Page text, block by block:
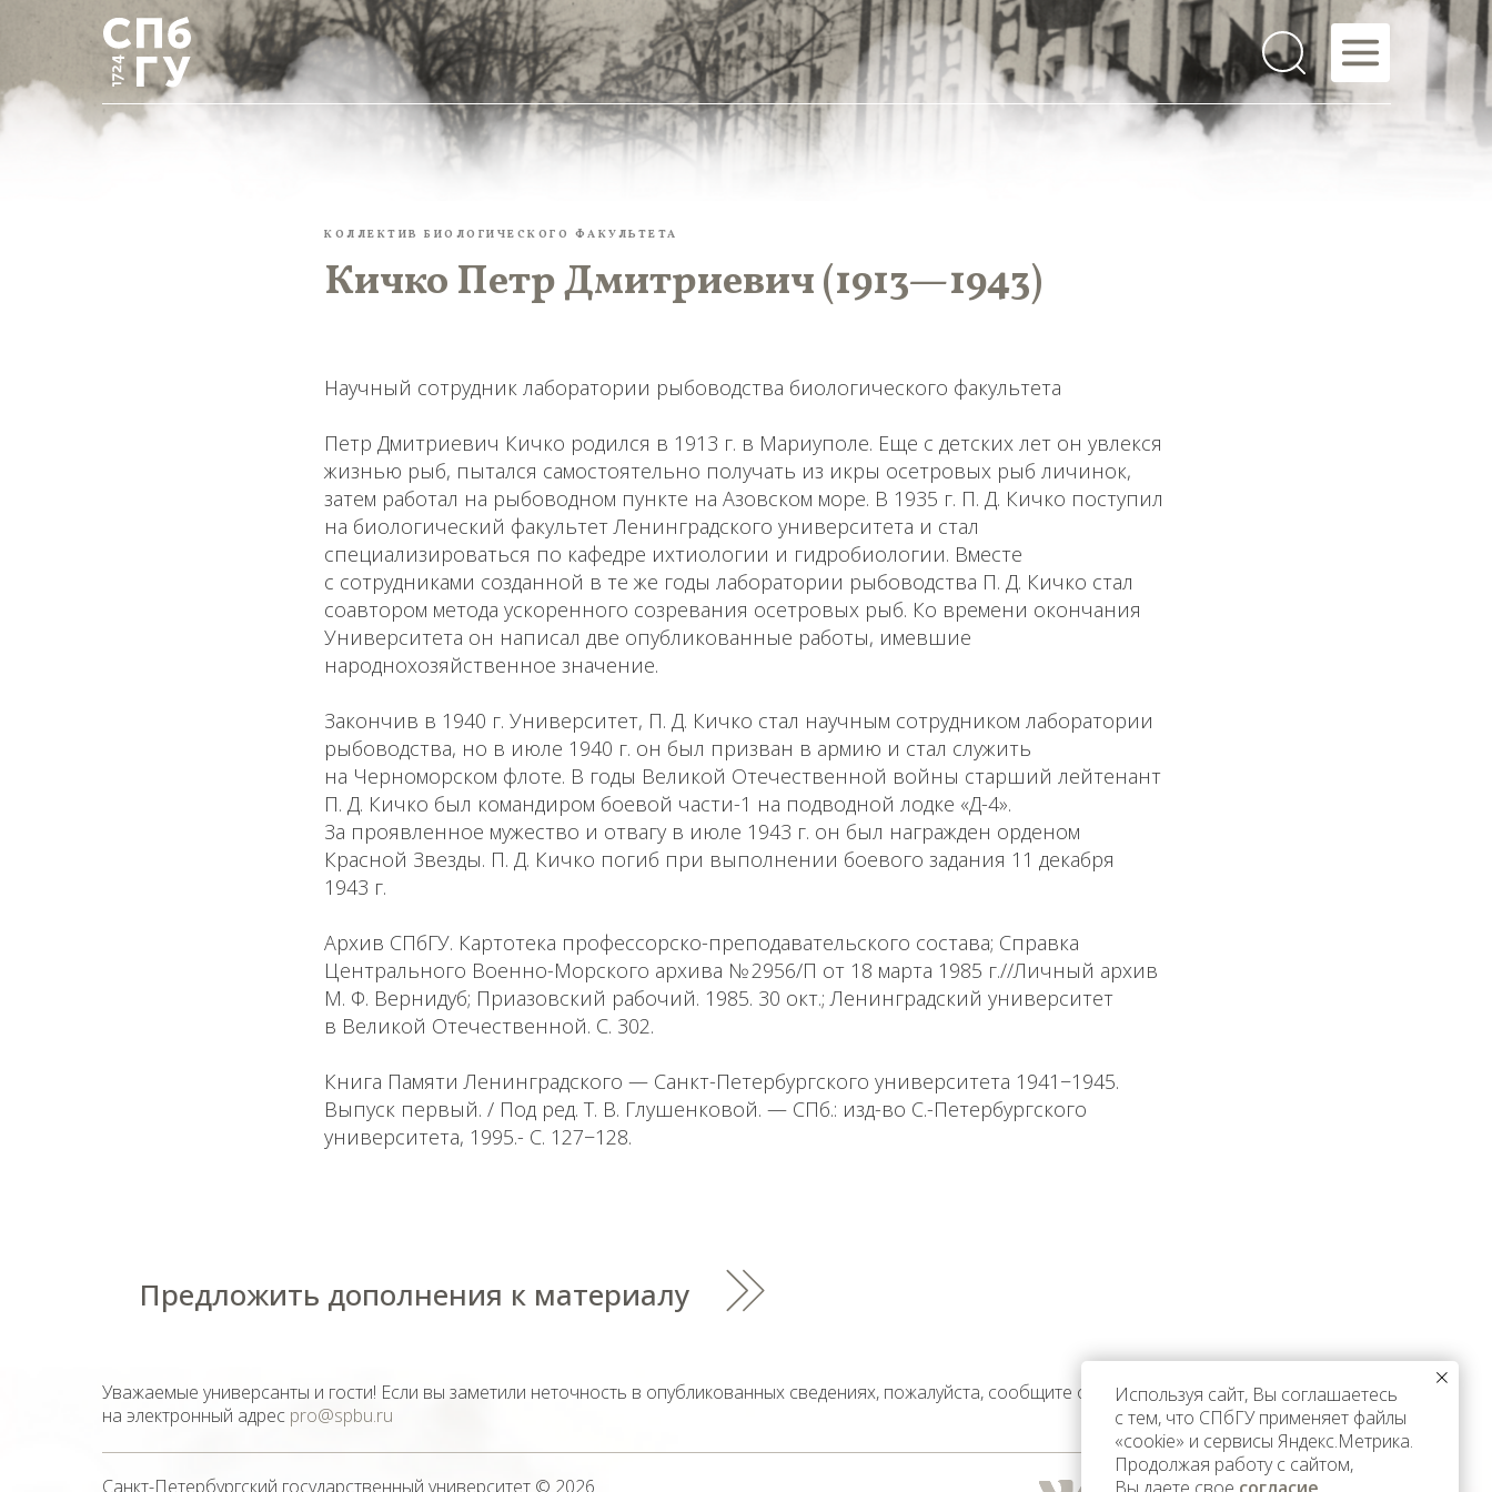
КОЛЛЕКТИВ БИОЛОГИЧЕСКОГО ФАКУЛЬТЕТА
Кичко Петр Дмитриевич (1913—1943)
Научный сотрудник лаборатории рыбоводства биологического факультета
Петр Дмитриевич Кичко родился в 1913 г. в Мариуполе. Еще с детских лет он увлекся
жизнью рыб, пытался самостоятельно получать из икры осетровых рыб личинок,
затем работал на рыбоводном пункте на Азовском море. В 1935 г. П. Д. Кичко поступил
на биологический факультет Ленинградского университета и стал
специализироваться по кафедре ихтиологии и гидробиологии. Вместе
с сотрудниками созданной в те же годы лаборатории рыбоводства П. Д. Кичко стал
соавтором метода ускоренного созревания осетровых рыб. Ко времени окончания
Университета он написал две опубликованные работы, имевшие
народнохозяйственное значение.
Закончив в 1940 г. Университет, П. Д. Кичко стал научным сотрудником лаборатории
рыбоводства, но в июле 1940 г. он был призван в армию и стал служить
на Черноморском флоте. В годы Великой Отечественной войны старший лейтенант
П. Д. Кичко был командиром боевой части-1 на подводной лодке «Д-4».
За проявленное мужество и отвагу в июле 1943 г. он был награжден орденом
Красной Звезды. П. Д. Кичко погиб при выполнении боевого задания 11 декабря
1943 г.
Архив СПбГУ. Картотека профессорско-преподавательского состава; Справка
Центрального Военно-Морского архива № 2956/П от 18 марта 1985 г.//Личный архив
М. Ф. Вернидуб; Приазовский рабочий. 1985. 30 окт.; Ленинградский университет
в Великой Отечественной. С. 302.
Книга Памяти Ленинградского — Санкт-Петербургского университета 1941−1945.
Выпуск первый. / Под ред. Т. В. Глушенковой. — СПб.: изд-во С.-Петербургского
университета, 1995.- С. 127−128.
Предложить дополнения к материалу
Уважаемые универсанты и гости! Если вы заметили неточность в опубликованных сведениях, пожалуйста, сообщите об этом
на электронный адрес pro@spbu.ru
Санкт-Петербургский государственный университет © 2026
Используя сайт, Вы соглашаетесь
с тем, что СПбГУ применяет файлы
«cookie» и сервисы Яндекс.Метрика.
Продолжая работу с сайтом,